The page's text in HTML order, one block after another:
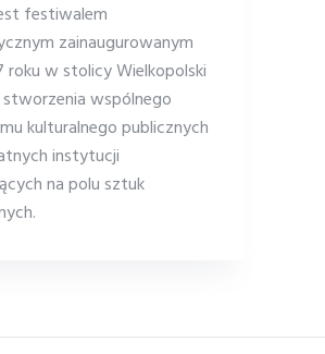
festiwalem
zainaugurowanym
roku w stolicy Wielkopolski
wspólnego
kulturalnego publicznych
instytucji
na polu sztuk